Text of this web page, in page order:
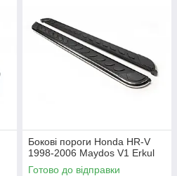
Бокові пороги Honda HR-V
1998-2006 Maydos V1 Erkul
Готово до відправки